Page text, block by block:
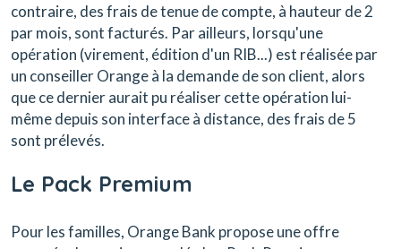
contraire, des frais de tenue de compte, à hauteur de 2 
par mois, sont facturés. Par ailleurs, lorsqu'une
opération (virement, édition d'un RIB...) est réalisée par
un conseiller Orange à la demande de son client, alors
que ce dernier aurait pu réaliser cette opération lui-
même depuis son interface à distance, des frais de 5 
sont prélevés.
Le Pack Premium
Pour les familles, Orange Bank propose une offre